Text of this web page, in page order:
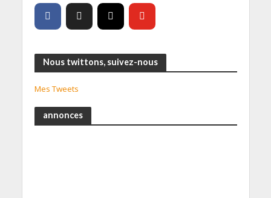
Nous twittons, suivez-nous
Mes Tweets
annonces